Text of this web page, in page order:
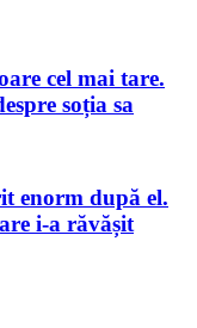
cel mai tare.
soția sa
enorm după el.
i-a răvășit